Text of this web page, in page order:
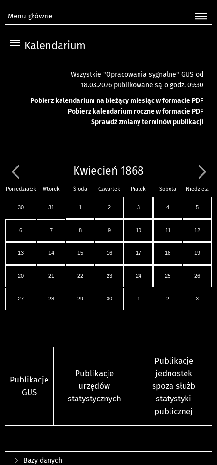
Menu główne
Kalendarium
Wszystkie "Opracowania sygnalne" GUS od
18.03.2026 publikowane są o godz. 09:30
Pobierz kalendarium na bieżący miesiąc w formacie PDF
Pobierz kalendarium roczne w formacie PDF
Sprawdź zmiany terminów publikacji
Kwiecień 1868
Poniedziałek Wtorek Środa Czwartek Piątek Sobota Niedziela
30 31 1 2 3 4 5
6 7 8 9 10 11 12
13 14 15 16 17 18 19
20 21 22 23 24 25 26
27 28 29 30 1 2 3
Publikacje
GUS
Publikacje
urzędów
statystycznych
Publikacje
jednostek
spoza służb
statystyki
publicznej
Bazy danych